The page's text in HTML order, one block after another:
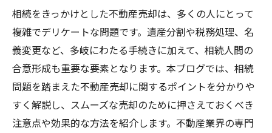
相続をきっかけとした不動産売却は、多くの人にとって
複雑でデリケートな問題です。遺産分割や税務処理、名
義変更など、多岐にわたる手続きに加えて、相続人間の
合意形成も重要な要素となります。本ブログでは、相続
問題を踏まえた不動産売却に関するポイントを分かりや
すく解説し、スムーズな売却のために押さえておくべき
注意点や効果的な方法を紹介します。不動産業界の専門